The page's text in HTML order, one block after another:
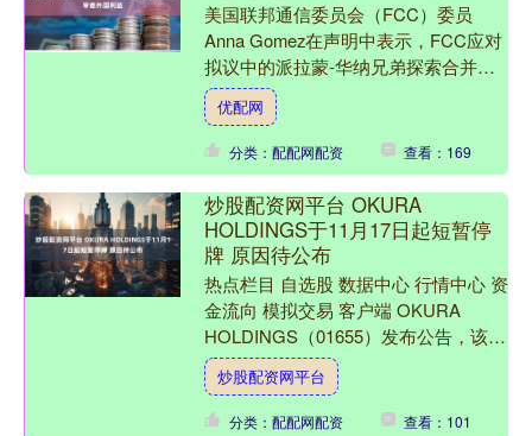
美国联邦通信委员会（FCC）委员
Anna Gomez在声明中表示，FCC应对
拟议中的派拉蒙-华纳兄弟探索合并案
背后的外国利益进行审查。 声明称，
根据联邦法律，外....
优配网
分类：配配网配资 查看：169
炒股配资网平台 OKURA
HOLDINGS于11月17日起短暂停
牌 原因待公布
热点栏目 自选股 数据中心 行情中心 资
金流向 模拟交易 客户端 OKURA
HOLDINGS（01655）发布公告，该公
司股份将于2025年11月17日上午9....
炒股配资网平台
分类：配配网配资 查看：101